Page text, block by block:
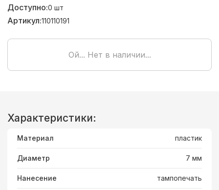
Доступно:0 шт
Артикул:110110191
Ой... Нет в наличии...
Характеристики:
Материал пластик
Диаметр 7 мм
Нанесение тампопечать